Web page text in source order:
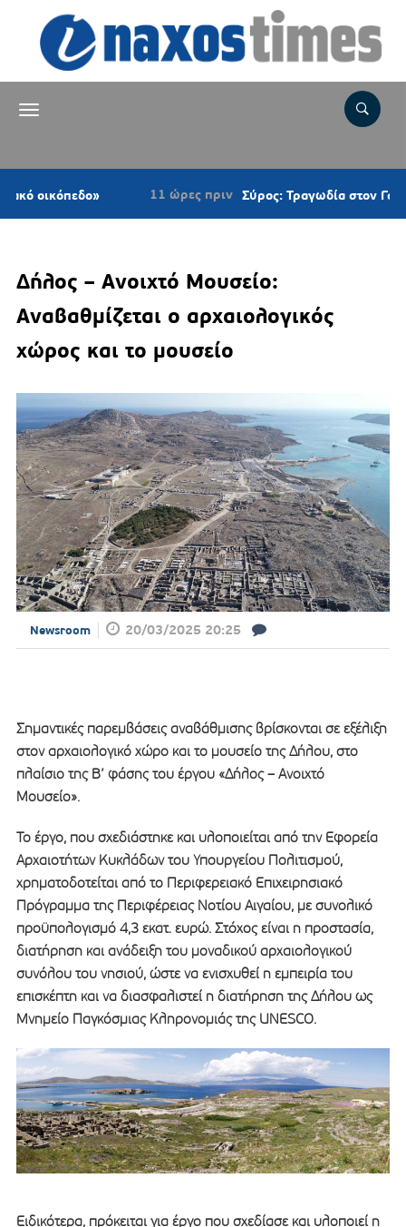
11 ώρες πριν Σύρος: Τραγωδία στον Γαλησσά –
Δήλος – Ανοιχτό Μουσείο:
Αναβαθμίζεται ο αρχαιολογικός
χώρος και το μουσείο
Newsroom 20/03/2025 20:25
Σημαντικές παρεμβάσεις αναβάθμισης βρίσκονται σε εξέλιξη
στον αρχαιολογικό χώρο και το μουσείο της Δήλου, στο
πλαίσιο της Β’ φάσης του έργου «Δήλος – Ανοιχτό
Μουσείο».
Το έργο, που σχεδιάστηκε και υλοποιείται από την Εφορεία
Αρχαιοτήτων Κυκλάδων του Υπουργείου Πολιτισμού,
χρηματοδοτείται από το Περιφερειακό Επιχειρησιακό
Πρόγραμμα της Περιφέρειας Νοτίου Αιγαίου, με συνολικό
προϋπολογισμό 4,3 εκατ. ευρώ. Στόχος είναι η προστασία,
διατήρηση και ανάδειξη του μοναδικού αρχαιολογικού
συνόλου του νησιού, ώστε να ενισχυθεί η εμπειρία του
επισκέπτη και να διασφαλιστεί η διατήρηση της Δήλου ως
Μνημείο Παγκόσμιας Κληρονομιάς της UNESCO.
Ειδικότερα, πρόκειται για έργο που σχεδίασε και υλοποιεί η